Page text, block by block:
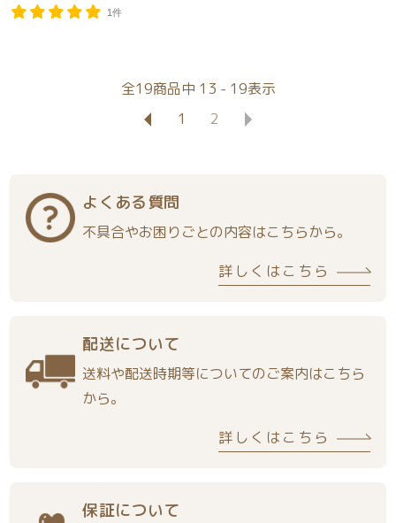
1件
全19商品中 13 - 19表示
1
2
よくある質問
不具合やお困りごとの内容はこちらから。
詳しくはこちら
配送について
送料や配送時期等についてのご案内はこちら
から。
詳しくはこちら
保証について